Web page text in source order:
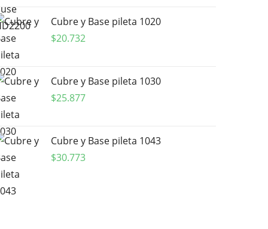
Cubre y Base pileta 1020
$20.732
Cubre y Base pileta 1030
$25.877
Cubre y Base pileta 1043
$30.773